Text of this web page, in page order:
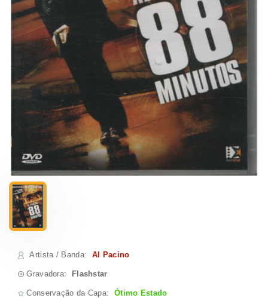
Artista / Banda: Al Pacino
Gravadora: Flashstar
Conservação da Capa: Ótimo Estado